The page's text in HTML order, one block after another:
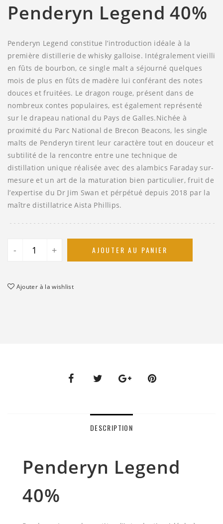
Penderyn Legend 40%
Penderyn Legend constitue l’introduction idéale à la
première distillerie de whisky galloise. Intégralement vieilli
en fûts de bourbon, ce single malt a séjourné quelques
mois de plus en fûts de madère lui conférant des notes
douces et fruitées. Le dragon rouge, présent dans de
nombreux contes populaires, est également représenté
sur le drapeau national du Pays de Galles.Nichée à
proximité du Parc National de Brecon Beacons, les single
malts de Penderyn tirent leur caractère tout en douceur et
subtilité de la rencontre entre une technique de
distillation unique réalisée avec des alambics Faraday sur-
mesure et un art de la maturation bien particulier, fruit de
l’expertise du Dr Jim Swan et pérpétué depuis 2018 par la
maître distillatrice Aista Phillips.
- + AJOUTER AU PANIER
Ajouter à la wishlist
DESCRIPTION
Penderyn Legend
40%